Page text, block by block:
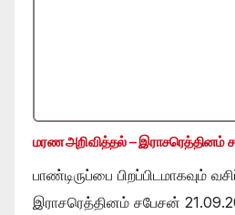
மரண அறிவித்தல் – இராசரெத்தினம்
பாண்டிருப்பை பிறப்பிடமாகவும்
இராசரெத்தினம் சபேசன்